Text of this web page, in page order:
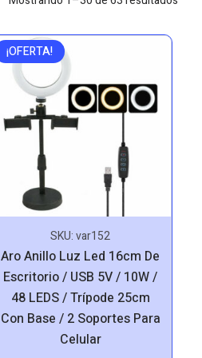
¡OFERTA!
SKU:var152
Aro Anillo Luz Led 16cm De
Escritorio / USB 5V / 10W /
48 LEDS / Trípode 25cm
Con Base / 2 Soportes Para
Celular